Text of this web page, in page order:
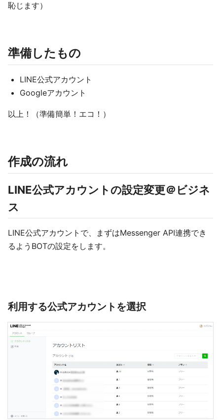
恥じます）
準備したもの
LINE公式アカウント
Googleアカウント
以上！（準備簡単！エコ！）
作成の流れ
LINE公式アカウントの設定変更＠ビジネ
ス
LINE公式アカウントで、まずはMessenger API連携でき
るようBOTの設定をします。
利用する公式アカウントを選択